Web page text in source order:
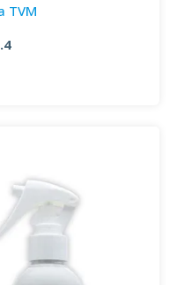
TVM